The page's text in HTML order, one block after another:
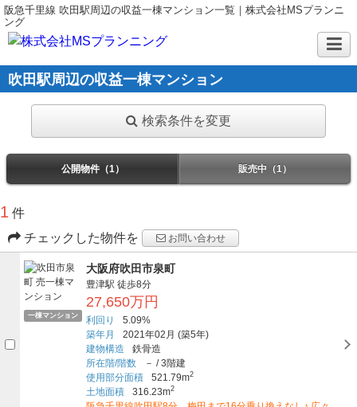
阪急千里線 吹田駅周辺の収益一棟マンション一覧｜株式会社MSプランニ
ング
吹田駅周辺の収益一棟マンション
検索条件を変更
公開物件（1） 販売中（1）
1 件
チェックした物件を
お問い合わせ
一棟マンション
大阪府吹田市泉町
豊津駅 徒歩8分
27,650万円
利回り
5.09%
築年月
2021年02月 (築5年)
建物構造
鉄骨造
所在階/階数
－ /3階建
使用部分面積
521.79m2
土地面積 316.23m2